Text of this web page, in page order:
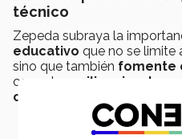
técnico
Zepeda subraya la
educativo que no se limite
sino que también fomente
como la
resiliencia, el
creatividad.